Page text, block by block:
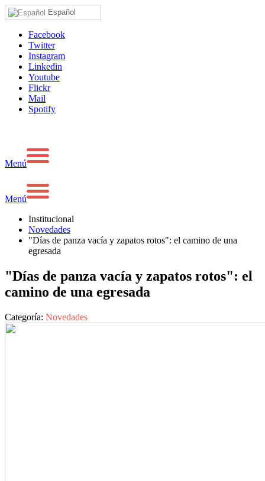
Español
Facebook
Twitter
Instagram
Linkedin
Youtube
Flickr
Mail
Spotify
Menú
Menú
Institucional
Novedades
"Días de panza vacía y zapatos rotos": el camino de una
egresada
"Días de panza vacía y zapatos rotos": el
camino de una egresada
Categoría: Novedades